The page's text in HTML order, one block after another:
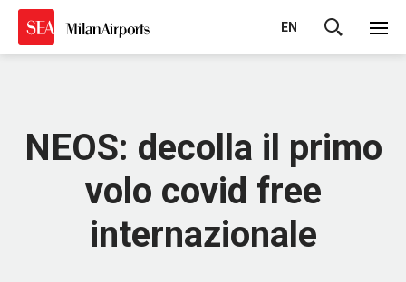
EN
Cerca
NEOS: decolla il primo
volo covid free
internazionale